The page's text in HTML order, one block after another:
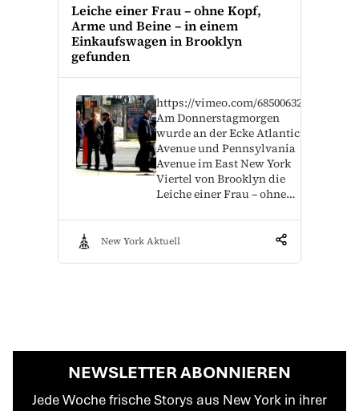
Leiche einer Frau – ohne Kopf,
Arme und Beine – in einem
Einkaufswagen in Brooklyn
gefunden
https://vimeo.com/685006326
Am Donnerstagmorgen
wurde an der Ecke Atlantic
Avenue und Pennsylvania
Avenue im East New York
Viertel von Brooklyn die
Leiche einer Frau – ohne…
New York Aktuell
NEWSLETTER ABONNIEREN
Jede Woche frische Storys aus New York in ihrer